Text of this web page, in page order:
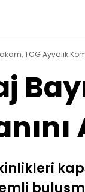
TCG Ayvalık